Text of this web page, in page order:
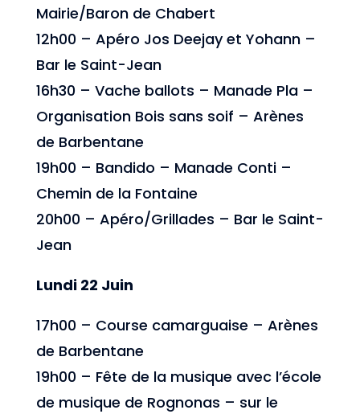
Mairie/Baron de Chabert
12h00 – Apéro Jos Deejay et Yohann –
Bar le Saint-Jean
16h30 – Vache ballots – Manade Pla –
Organisation Bois sans soif – Arènes
de Barbentane
19h00 – Bandido – Manade Conti –
Chemin de la Fontaine
20h00 – Apéro/Grillades – Bar le Saint-
Jean
Lundi 22 Juin
17h00 – Course camarguaise – Arènes
de Barbentane
19h00 – Fête de la musique avec l’école
de musique de Rognonas – sur le